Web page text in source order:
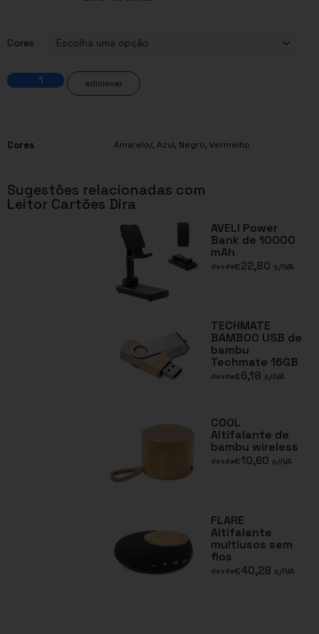
Cores
adicionar
Cores Amarelo/, Azul, Negro, Vermelho
Sugestões relacionadas com
Leitor Cartões Dira
AVELI Power
Bank de 10000
mAh
desde€22,80 s/IVA
TECHMATE
BAMBOO USB de
bambu
Techmate 16GB
desde€6,18 s/IVA
COOL
Altifalante de
bambu wireless
desde€10,60 s/IVA
FLARE
Altifalante
multiusos sem
fios
desde€40,28 s/IVA